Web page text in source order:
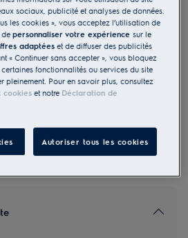
EU Fiche produit
2 970.00 CHF
sociaux, publicité et analyses de données.
les cookies », vous acceptez l’utilisation de
depersonnaliser votre expériencesur le
adaptées et de diffuser des publicités
« Continuer sans accepter », vous bloquez
fonctionnalités ou services du site
pleinement. Pour en savoir plus, consultez
cookies et notre Déclaration de
Autoriser tous les cookies